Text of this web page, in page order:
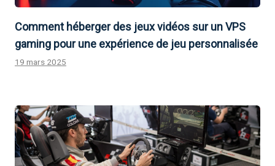
Comment héberger des jeux vidéos sur un VPS
gaming pour une expérience de jeu personnalisée
19 mars 2025